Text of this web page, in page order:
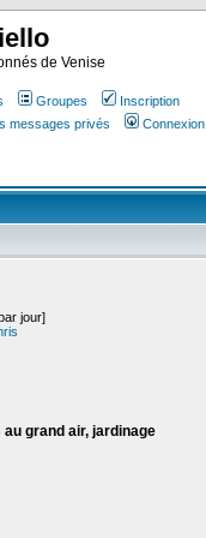
de Venise
Groupes
Inscription
messages privés Connexion
jour]
grand air, jardinage